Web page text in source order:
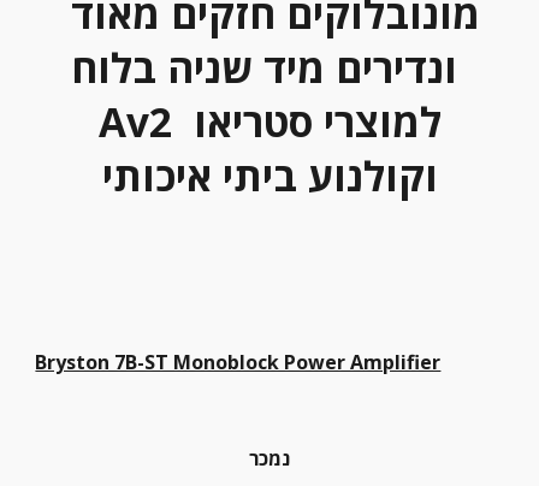
ונדירים מיד שניה בלוח
Av2 למוצרי סטריאו
וקולנוע ביתי איכותי
Bryston 7B-ST Monoblock Power Amplifier
נמכר